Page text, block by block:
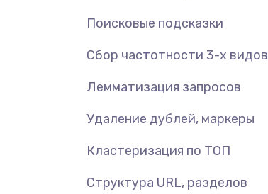
Поисковые подсказки
Сбор частотности 3-х видов
Лемматизация запросов
Удаление дублей, маркеры
Кластеризация по ТОП
Структура URL, разделов